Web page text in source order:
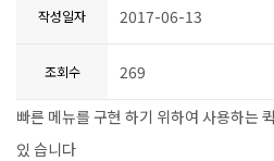
작성일자 2017-06-13
조회수 269
빠른 메뉴를 구현 하기 위하여 사용하는
있 습니다